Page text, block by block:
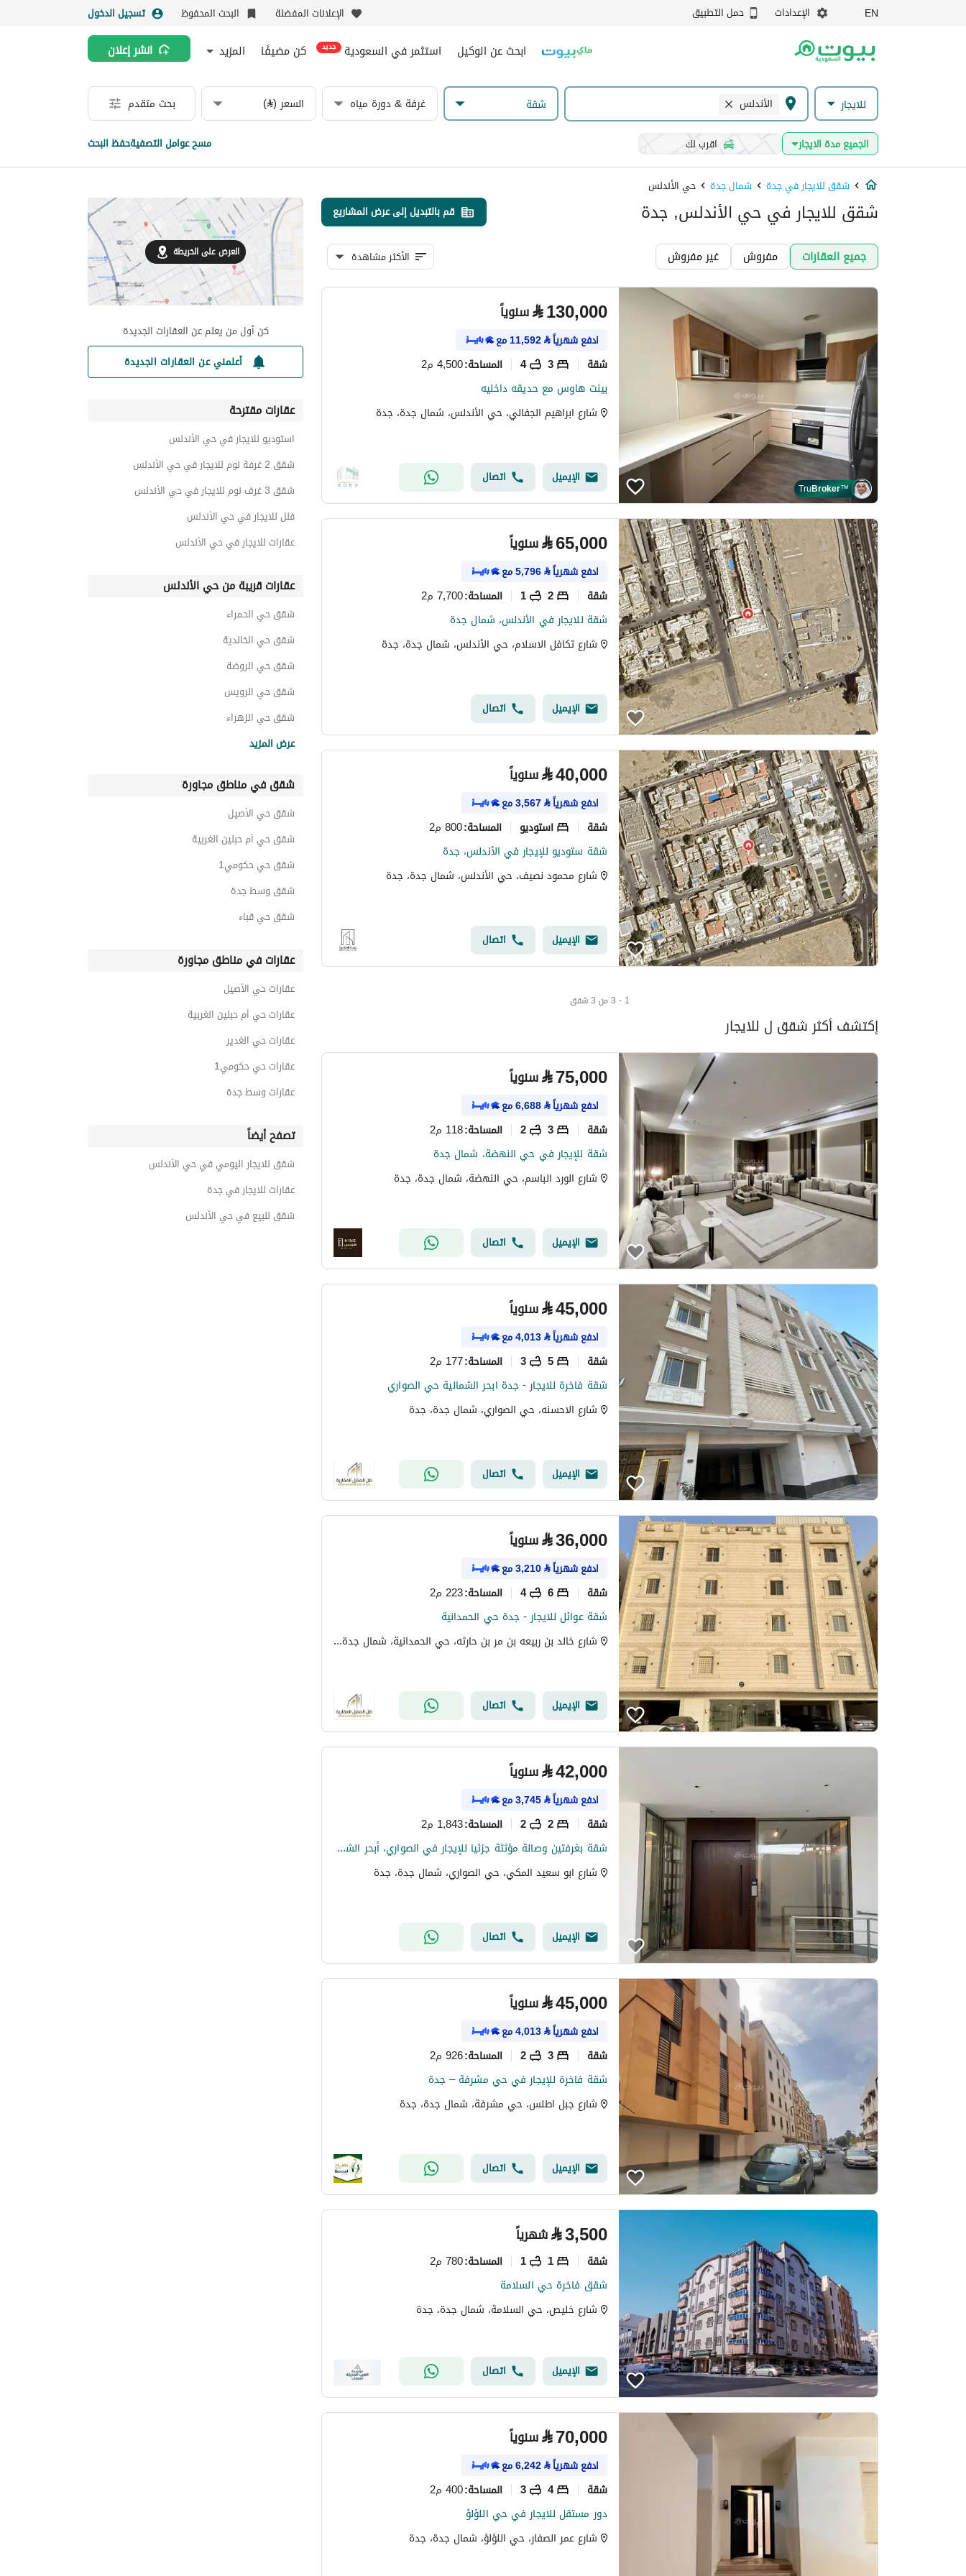
EN الإعدادات حمل التطبيق الإعلانات المفضلة البحث المحفوظ تسجيل الدخول
ابحث عن الوكيل استثمر في السعودية جديد كن مضيفًا المزيد انشر إعلان
للايجار الأندلس شقة غرفة & دورة مياه السعر (⃁) بحث متقدم
الجميع مدة الايجار اقرب لك مسح عوامل التصفيةحفظ البحث
شقق للايجار في جدة شمال جدة حي الأندلس
شقق للايجار في حي الأندلس, جدة قم بالتبديل إلى عرض المشاريع
جميع العقارات مفروش غير مفروش الأكثر مشاهدة
TruBroker™
⃁130,000 سنوياً
ادفع شهرياً⃁
11,592مع
شقة 3
4 المساحة:4,500 م2
بينت هاوس مع حديقه داخليه
شارع ابراهيم الجفالي، حي الأندلس، شمال جدة، جدة
الإيميل اتصال
⃁65,000 سنوياً
ادفع شهرياً⃁
5,796مع
شقة 2
1 المساحة:7,700 م2
شقة للايجار في الأندلس، شمال جدة
شارع تكافل الاسلام، حي الأندلس، شمال جدة، جدة
الإيميل اتصال
⃁40,000 سنوياً
ادفع شهرياً⃁
3,567مع
شقة استوديو المساحة:800 م2
شقة ستوديو للإيجار في الأندلس، جدة
شارع محمود نصيف، حي الأندلس، شمال جدة، جدة
الإيميل اتصال
1 - 3 من 3 شقق
إكتشف أكثر شقق ل للايجار
⃁75,000 سنوياً
ادفع شهرياً⃁
6,688مع
شقة 3
2 المساحة:118 م2
شقة للإيجار في حي النهضة، شمال جدة
شارع الورد الباسم، حي النهضة، شمال جدة، جدة
الإيميل اتصال
⃁45,000 سنوياً
ادفع شهرياً⃁
4,013مع
شقة 5
3 المساحة:177 م2
شقة فاخرة للايجار - جدة ابحر الشمالية حي الصواري
شارع الاحسنه، حي الصواري، شمال جدة، جدة
الإيميل اتصال
⃁36,000 سنوياً
ادفع شهرياً⃁
3,210مع
شقة 6
4 المساحة:223 م2
شقة عوائل للايجار - جدة حي الحمدانية
شارع خالد بن ربيعه بن مر بن حارثه، حي الحمدانية، شمال جدة، جدة
الإيميل اتصال
⃁42,000 سنوياً
ادفع شهرياً⃁
3,745مع
شقة 2
2 المساحة:1,843 م2
شقة بغرفتين وصالة مؤثثة جزئيا للإيجار في الصواري، أبحر الشمالية ،جدة
شارع ابو سعيد المكي، حي الصواري، شمال جدة، جدة
الإيميل اتصال
⃁45,000 سنوياً
ادفع شهرياً⃁
4,013مع
شقة 3
2 المساحة:926 م2
شقة فاخرة للإيجار في حي مشرفة – جدة
شارع جبل اطلس، حي مشرفة، شمال جدة، جدة
الإيميل اتصال
⃁3,500 شهرياً
شقة 1
1 المساحة:780 م2
شقق فاخرة حي السلامة
شارع خليص، حي السلامة، شمال جدة، جدة
الإيميل اتصال
⃁70,000 سنوياً
ادفع شهرياً⃁
6,242مع
شقة 4
3 المساحة:400 م2
دور مستقل للايجار في حي اللؤلؤ
شارع عمر الصفار، حي اللؤلؤ، شمال جدة، جدة
العرض على الخريطة
كن أول من يعلم عن العقارات الجديدة
أعلمني عن العقارات الجديدة
عقارات مقترحة
استوديو للايجار في حي الأندلس
شقق 2 غرفة نوم للايجار في حي الأندلس
شقق 3 غرف نوم للايجار في حي الأندلس
فلل للايجار في حي الأندلس
عقارات للايجار في حي الأندلس
عقارات قريبة من حي الأندلس
شقق حي الحمراء
شقق حي الخالدية
شقق حي الروضة
شقق حي الرويس
شقق حي الزهراء
شقق حي البغدادية الغربية
شقق حي العزيزية
شقق حي الشرفية
عرض المزيد
شقق في مناطق مجاورة
شقق حي الأصيل
شقق حي أم حبلين الغربية
شقق حي حكومي1
شقق وسط جدة
شقق حي قباء
عقارات في مناطق مجاورة
عقارات حي الأصيل
عقارات حي أم حبلين الغربية
عقارات حي الغدير
عقارات حي حكومي1
عقارات وسط جدة
تصفح أيضاً
شقق للايجار اليومي في حي الأندلس
عقارات للايجار في جدة
شقق للبيع في حي الأندلس